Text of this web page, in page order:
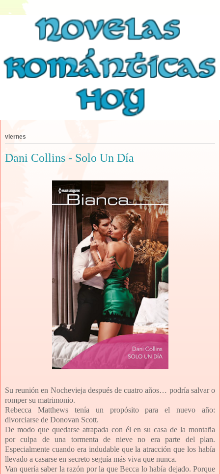
viernes
Dani Collins - Solo Un Día
Su reunión en Nochevieja después de cuatro años… podría salvar o
romper su matrimonio.
Rebecca Matthews tenía un propósito para el nuevo año:
divorciarse de Donovan Scott.
De modo que quedarse atrapada con él en su casa de la montaña
por culpa de una tormenta de nieve no era parte del plan.
Especialmente cuando era indudable que la atracción que los había
llevado a casarse en secreto seguía más viva que nunca.
Van quería saber la razón por la que Becca lo había dejado. Porque